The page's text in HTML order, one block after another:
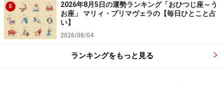
5
2026年8月5日の運勢ランキング「おひつじ座～う
お座」 マリィ・プリマヴェラの【毎日ひとこと占
い】
2026/08/04
ランキングをもっと見る